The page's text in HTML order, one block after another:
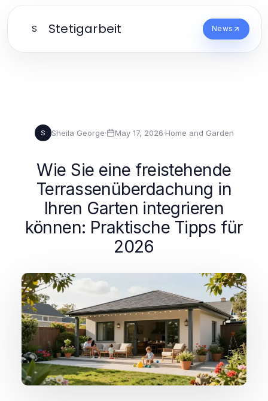
S Stetigarbeit News
S Sheila George· May 17, 2026·Home and Garden
Wie Sie eine freistehende
Terrassenüberdachung in
Ihren Garten integrieren
können: Praktische Tipps für
2026